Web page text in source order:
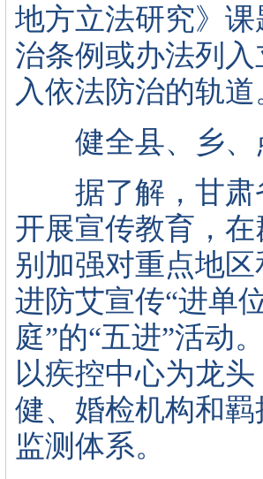
地方立法研究》
治条例或办法列
入依法防治的轨道
健全县、乡、
据了解，甘肃
开展宣传教育，
别加强对重点地
进防艾宣传“进单
庭”的“五进”活动
以疾控中心为龙
健、婚检机构和
监测体系。